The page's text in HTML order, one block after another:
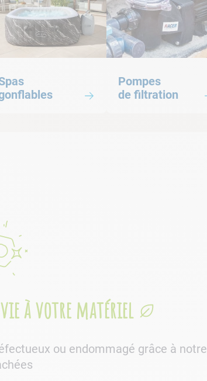
0 blabla
gonflables
Pompes
de filtration
Pompes de filtration
à votre matériel
ou endommagé grâce à notre